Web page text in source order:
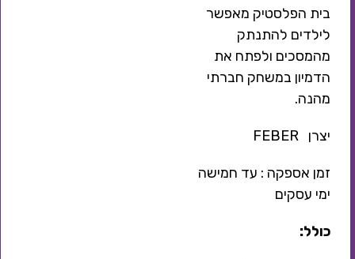
בית הפלסטיק מאפשר
לילדים להתנתק
מהמסכים ולפתח את
הדמיון במשחק חברתי
מהנה.
יצרן ­ FEBER
זמן אספקה : עד חמישה
ימי עסקים
כולל: